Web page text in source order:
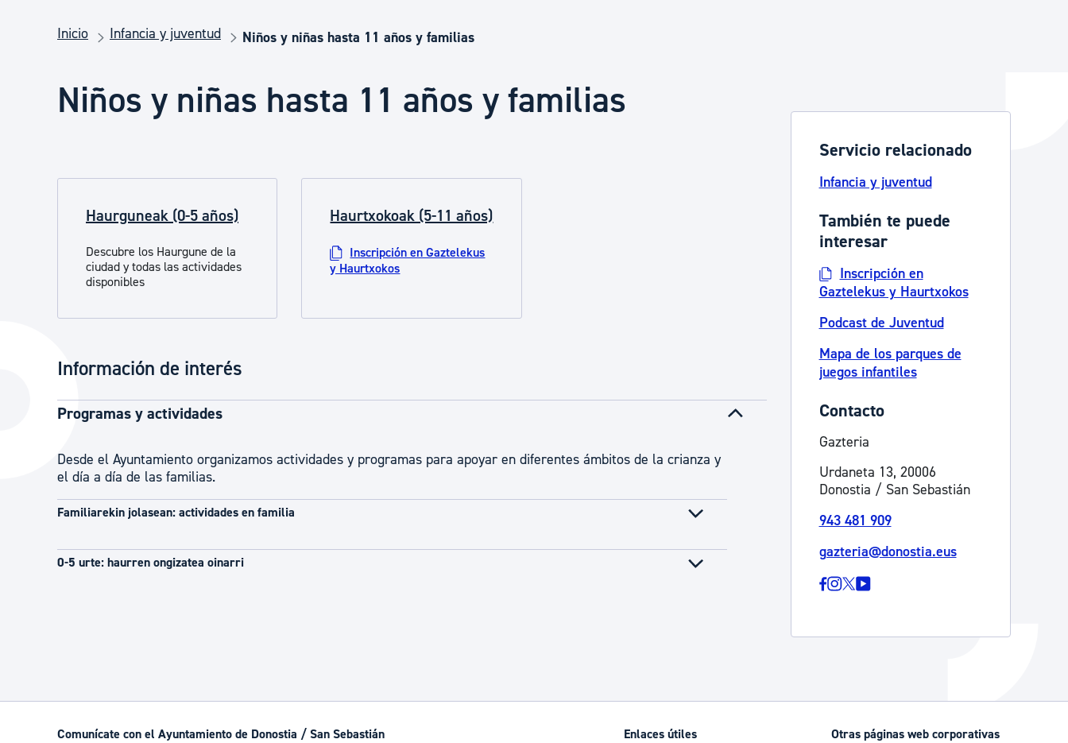
Seguridad ciudadana y emergencias
Salud Pública, animales y consumo Desarrollo económico y empleo
Participación ciudadana y asociacionismo
Deporte
La ciudad
Descubre la ciudad
Actualidad
Avisos
Administración municipal
Calendario fiscal
Catálogo de trámites
Ayuda a la tramitación
Inicio Infancia y juventud Niños y niñas hasta 11 años y familias
Niños y niñas hasta 11 años y familias
Haurguneak (0-5 años)
Descubre los Haurgune de la
ciudad y todas las actividades
disponibles
Haurtxokoak (5-11 años)
Inscripción en Gaztelekus
y Haurtxokos
Información de interés
Programas y actividades
Desde el Ayuntamiento organizamos actividades y programas para apoyar en diferentes ámbitos de la crianza y
el día a día de las familias.
Familiarekin jolasean: actividades en familia
0-5 urte: haurren ongizatea oinarri
Servicio relacionado
Infancia y juventud
También te puede
interesar
Inscripción en
Gaztelekus y Haurtxokos
Podcast de Juventud
Mapa de los parques de
juegos infantiles
Contacto
Gazteria
Urdaneta 13, 20006
Donostia / San Sebastián
943 481 909
gazteria@donostia.eus
Comunícate con el Ayuntamiento de Donostia / San Sebastián Enlaces útiles Otras páginas web corporativas